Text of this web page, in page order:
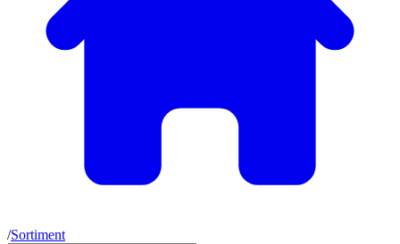
/Sortiment